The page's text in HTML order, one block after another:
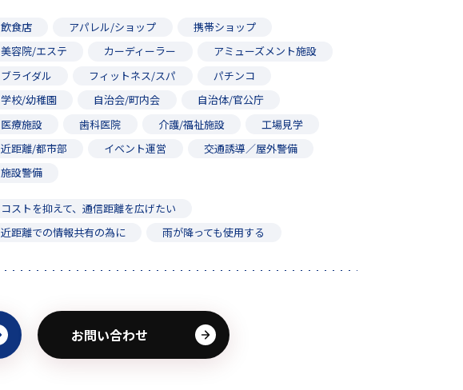
飲食店 アパレル/ショップ
携帯ショップ
美容院/エステ
カーディーラー
アミューズメント施設
ブライダル
フィットネス/スパ
パチンコ
学校/幼稚園
自治会/町内会
自治体/官公庁
医療施設
歯科医院 介護/福祉施設
工場見学
近距離/都市部
イベント運営
交通誘導／屋外警備
施設警備
コストを抑えて、通信距離を広げたい
近距離での情報共有の為に
雨が降っても使用する
お問い合わせ